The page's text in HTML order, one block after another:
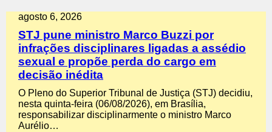
agosto 6, 2026
STJ pune ministro Marco Buzzi por
infrações disciplinares ligadas a assédio
sexual e propõe perda do cargo em
decisão inédita
O Pleno do Superior Tribunal de Justiça (STJ) decidiu,
nesta quinta-feira (06/08/2026), em Brasília,
responsabilizar disciplinarmente o ministro Marco
Aurélio…